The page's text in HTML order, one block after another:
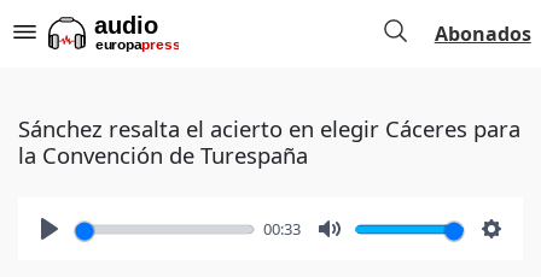
Abonados
Sánchez resalta el acierto en elegir Cáceres para
la Convención de Turespaña
00:33